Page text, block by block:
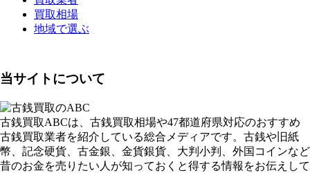
買取相場
地域で選ぶ
当サイトについて
古銭買取ABCは、古銭買取相場や47都道府県対応のおすすめ
古銭買取業者を紹介している総合メディアです。古銭や旧紙
幣、記念硬貨、古金銀、金貨銀貨、大判小判、外国コインなど
昔のお金を売りたい人が知っておくと得する情報をお伝えして